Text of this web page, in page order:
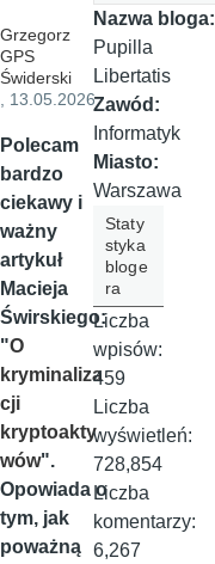
Grzegorz
GPS
Świderski
, 13.05.2026
Polecam
bardzo
ciekawy i
ważny
artykuł
Macieja
Świrskiego:
"O
kryminaliza
cji
kryptoakty
wów".
Opowiada o
tym, jak
poważną
Nazwa bloga:
Pupilla
Libertatis
Zawód:
Informatyk
Miasto:
Warszawa
Staty
styka
bloge
ra
Liczba
wpisów:
459
Liczba
wyświetleń:
728,854
Liczba
komentarzy:
6,267